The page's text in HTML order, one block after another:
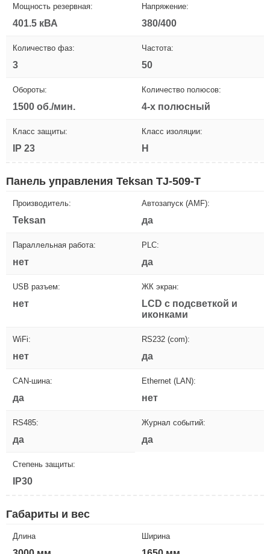
Мощность резервная:
401.5 кВА
Напряжение:
380/400
Количество фаз:
3
Частота:
50
Обороты:
1500 об./мин.
Количество полюсов:
4-х полюсный
Класс защиты:
IP 23
Класс изоляции:
H
Панель управления Teksan TJ-509-T
Производитель:
Teksan
Автозапуск (AMF):
да
Параллельная работа:
нет
PLC:
да
USB разъем:
нет
ЖК экран:
LCD с подсветкой и
иконками
WiFi:
нет
RS232 (com):
да
CAN-шина:
да
Ethernet (LAN):
нет
RS485:
да
Журнал событий:
да
Степень защиты:
IP30
Габариты и вес
Длина Ширина